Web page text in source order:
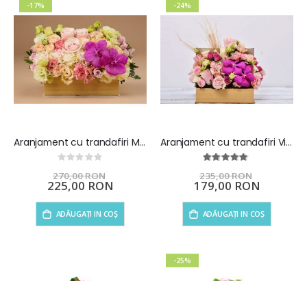
-17%
Aranjament cu trandafiri Magie in roz
Rating:
270,00 RON
Preț
special
225,00 RON
ADĂUGAȚI IN COȘ
-24%
Aranjament cu trandafiri Viata e Roz
Rating:
235,00 RON
Preț
special
179,00 RON
ADĂUGAȚI IN COȘ
-25%